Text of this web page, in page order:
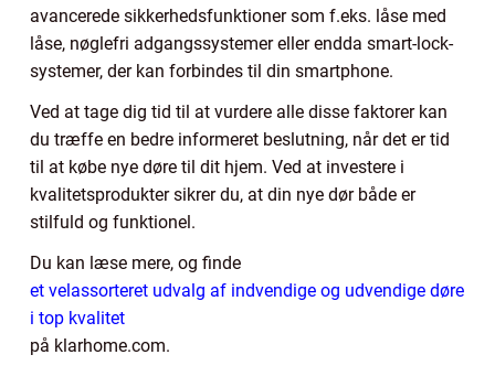
avancerede sikkerhedsfunktioner som f.eks. låse med
låse, nøglefri adgangssystemer eller endda smart-lock-
systemer, der kan forbindes til din smartphone.
Ved at tage dig tid til at vurdere alle disse faktorer kan
du træffe en bedre informeret beslutning, når det er tid
til at købe nye døre til dit hjem. Ved at investere i
kvalitetsprodukter sikrer du, at din nye dør både er
stilfuld og funktionel.
Du kan læse mere, og finde
et velassorteret udvalg af indvendige og udvendige døre
i top kvalitet
på klarhome.com.